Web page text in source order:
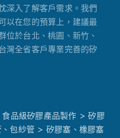
深入了解客戶需求。我們
以在您的預算上，建議最
位於台北、桃園、新竹、
灣全省客戶專業完善的矽
品級矽膠產品製作 > 矽膠
包紗管 > 矽膠塞、橡膠塞